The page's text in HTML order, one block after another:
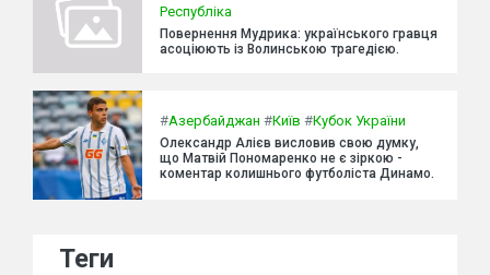
Республіка
Повернення Мудрика: українського гравця
асоціюють із Волинською трагедією.
#Азербайджан #Київ #Кубок України
Олександр Алієв висловив свою думку,
що Матвій Пономаренко не є зіркою -
коментар колишнього футболіста Динамо.
Теги